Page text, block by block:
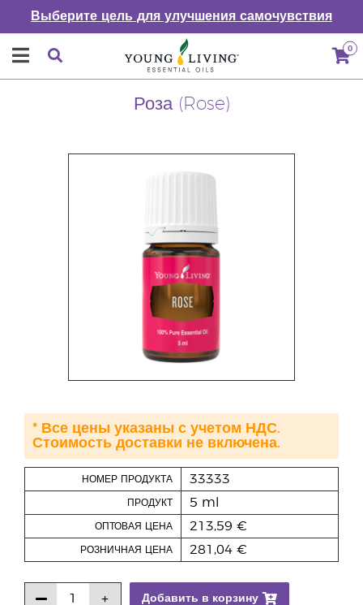
Выберите цель для улучшения самочувствия
0
Роза (Rose)
НОМЕР ПРОДУКТА 33333
ПРОДУКТ 5 ml
ОПТОВАЯ ЦЕНА 213,59 €
РОЗНИЧНАЯ ЦЕНА 281,04 €
Добавить в корзину
* Все цены указаны с учетом НДС.
Стоимость доставки не включена.